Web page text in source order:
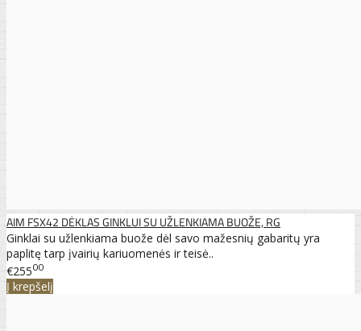
AIM FSX42 DĖKLAS GINKLUI SU UŽLENKIAMA BUOŽE, RG
Ginklai su užlenkiama buože dėl savo mažesnių gabaritų yra
paplitę tarp įvairių kariuomenės ir teisė..
€25500
Į krepšelį